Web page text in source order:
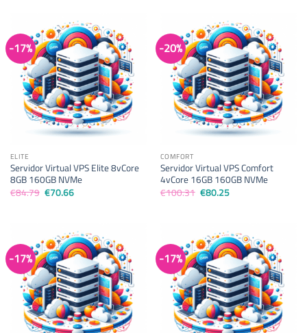
€56.00. €58.08.
-17%
ELITE
Servidor Virtual VPS Elite 8vCore
8GB 160GB NVMe
€84.79 El
precio
€70.66Elprecio
€70.66.
-20%
COMFORT
Servidor Virtual VPS Comfort
4vCore 16GB 160GB NVMe
€100.31 El
precio
€100.31.
€80.25Elprecio
€80.25.
-17% -17%